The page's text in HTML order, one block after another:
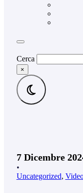
Cerca
×
7 Dicembre
•
Uncategorized,